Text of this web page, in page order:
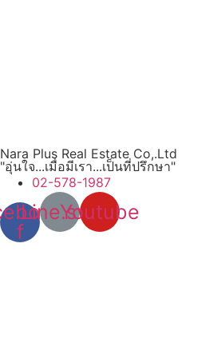
Nara Plus Real Estate Co,.Ltd
"อุ่นใจ...เมื่อมีเรา...เป็นที่ปรึกษา"
02-578-1987
f
Line.svgYoutube